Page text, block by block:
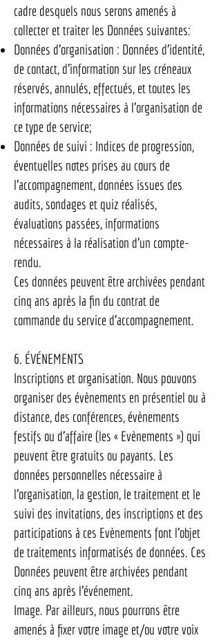
cadre desquels nous serons amenés à
collecter et traiter les Données suivantes:
Données d’organisation : Données d’identité,
de contact, d’information sur les créneaux
réservés, annulés, effectués, et toutes les
informations nécessaires à l’organisation de
ce type de service;
Données de suivi : Indices de progression,
éventuelles notes prises au cours de
l’accompagnement, données issues des
audits, sondages et quiz réalisés,
évaluations passées, informations
nécessaires à la réalisation d’un compte-
rendu.
Ces données peuvent être archivées pendant
cinq ans après la fin du contrat de
commande du service d’accompagnement.
6. ÉVÉNEMENTS
Inscriptions et organisation. Nous pouvons
organiser des évènements en présentiel ou à
distance, des conférences, évènements
festifs ou d’affaire (les « Evènements ») qui
peuvent être gratuits ou payants. Les
données personnelles nécessaire à
l’organisation, la gestion, le traitement et le
suivi des invitations, des inscriptions et des
participations à ces Evènements font l’objet
de traitements informatisés de données. Ces
Données peuvent être archivées pendant
cinq ans après l’événement.
Image. Par ailleurs, nous pourrons être
amenés à fixer votre image et/ou votre voix